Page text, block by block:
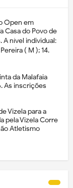
Open em
Casa do Povo de
A nível individual:
( M ); 14.
da Malafaia
As inscrições
Vizela para a
pela Vizela Corre
Atletismo